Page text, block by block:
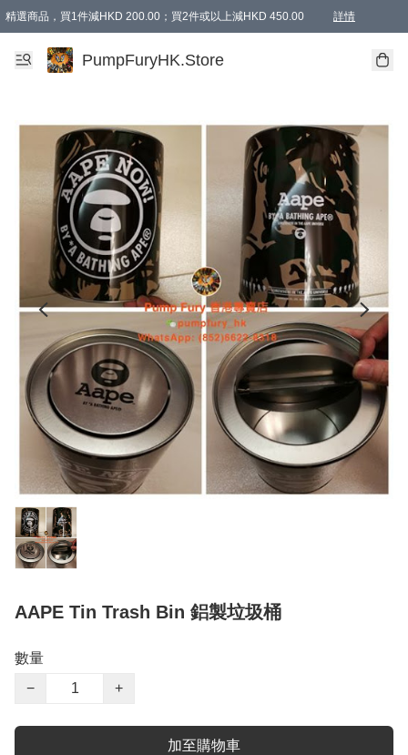
精選商品，買1件減HKD 200.00；買2件或以上減HKD 450.00 詳情
AAPE商品,會員專享9折或以上（按會員等級）AAPE products, members can
精選商品，任選買2件或以上減HKD 100.00
購物滿 HKD 800.00即享免運費優惠！（適用於 特定的送貨方式 )
PumpFuryHK.Store
AAPE Tin Trash Bin 鋁製垃圾桶
數量
−
+
加至購物車